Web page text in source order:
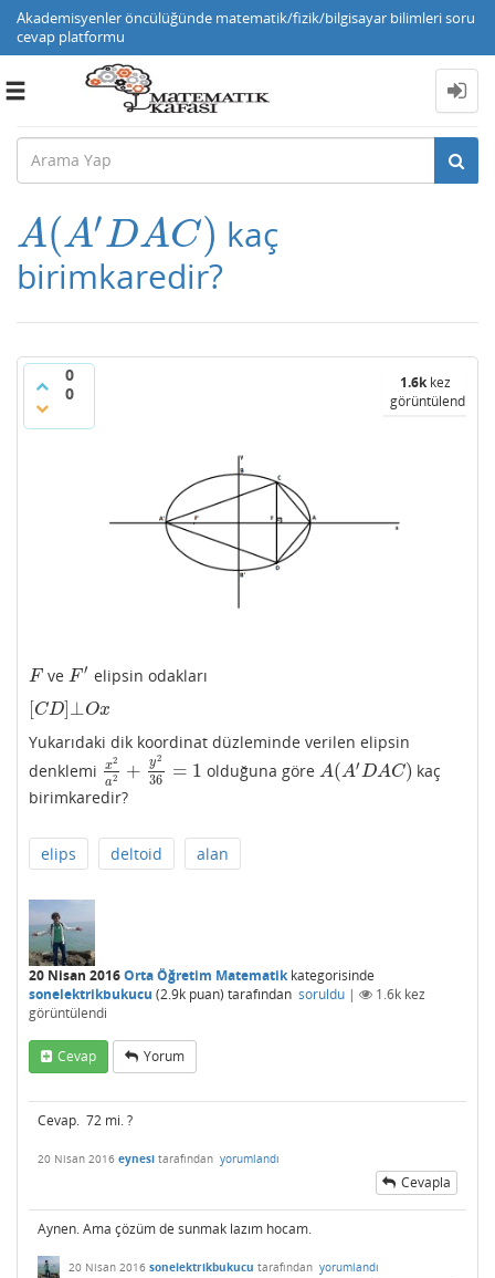
Akademisyenler öncülüğünde matematik/fizik/bilgisayar bilimleri soru
cevap platformu
Toggle
A(A′DAC)
A(A′DAC)
kaç
birimkaredir?
0
0
1.6kkez
görüntülendi
F
F ve F ′
F′ elipsin odakları
[CD]⊥Ox
CD]⊥Ox
Yukarıdaki dik koordinat düzleminde verilen elipsin
denklemi
x2
a2 + y2
36 = 1
x2a 2+ y236= 1 olduğuna göreA(A′DAC)
A(A′DAC)
kaç
birimkaredir?
elips deltoid alan
20 Nisan 2016Orta Öğretim Matematikkategorisinde
sonelektrikbukucu (2.9k puan) tarafından soruldu | 1.6k kez
görüntülendi
Cevap Yorum
Cevap. 72 mi. ?
20 Nisan 2016 eynesi tarafından yorumlandı
Cevapla
Aynen. Ama çözüm de sunmak lazım hocam.
20 Nisan 2016 sonelektrikbukucu tarafından yorumlandı